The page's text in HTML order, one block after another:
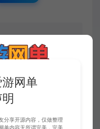
接受，请勿访问或使用本网
不支持退换！避免纠纷耽误时
习交流之用。切勿用于商业
网单
分享开源内容，仅做整理